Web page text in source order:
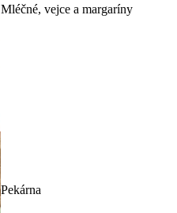
Mléčné, vejce a margaríny
Pekárna